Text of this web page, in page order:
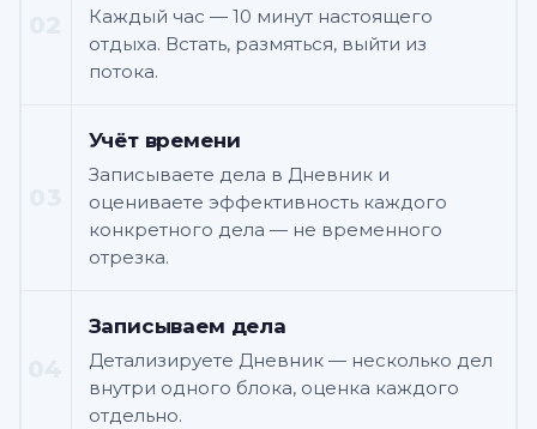
Каждый час — 10 минут настоящего
отдыха. Встать, размяться, выйти из
потока.
Учёт времени
Записываете дела в Дневник и
оцениваете эффективность каждого
конкретного дела — не временного
отрезка.
Записываем дела
Детализируете Дневник — несколько дел
внутри одного блока, оценка каждого
отдельно.